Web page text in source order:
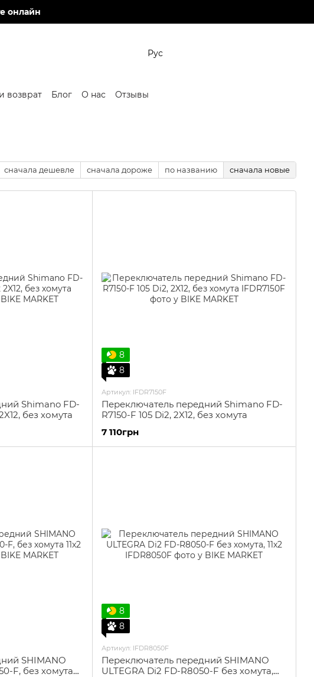
онлайн
Рус
возврат Блог О нас Отзывы
сначала дешевле сначала дороже по названию сначала новые
Shimano FD-
без хомута
8
8
Артикул: IFDR7150F
Переключатель передний Shimano FD-
R7150-F 105 Di2, 2X12, без хомута
7 110грн
SHIMANO
F, без хомута
8
8
Артикул: IFDR8050F
Переключатель передний SHIMANO
ULTEGRA Di2 FD-R8050-F без хомута,